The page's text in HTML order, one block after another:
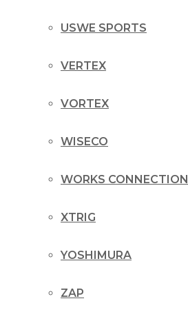
USWE SPORTS
VERTEX
VORTEX
WISECO
WORKS CONNECTION
XTRIG
YOSHIMURA
ZAP